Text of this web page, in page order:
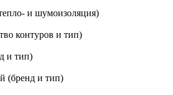
и шумоизоляция)
контуров и тип)
и тип)
(бренд и тип)